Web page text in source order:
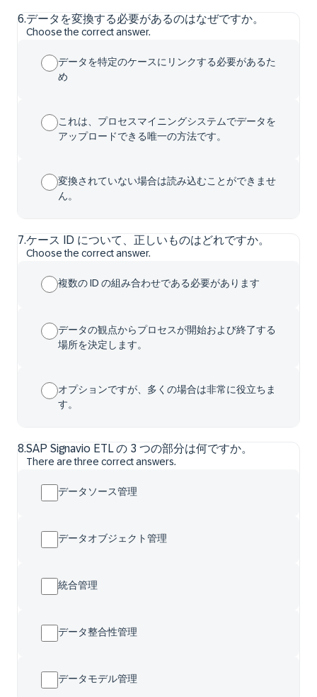
6.データを変換する必要があるのはなぜですか。
Choose the correct answer.
データを特定のケースにリンクする必要があるた
め
これは、プロセスマイニングシステムでデータを
アップロードできる唯一の方法です。
変換されていない場合は読み込むことができませ
ん。
7.ケース ID について、正しいものはどれですか。
Choose the correct answer.
複数の ID の組み合わせである必要があります
データの観点からプロセスが開始および終了する
場所を決定します。
オプションですが、多くの場合は非常に役立ちま
す。
8.SAP Signavio ETL の 3 つの部分は何ですか。
There are three correct answers.
データソース管理
データオブジェクト管理
統合管理
データ整合性管理
データモデル管理